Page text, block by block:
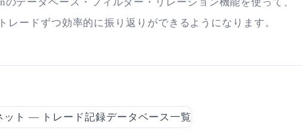
レードずつ効率的に振り返りができるようになります。